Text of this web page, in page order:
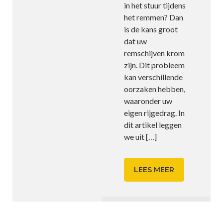
in het stuur tijdens
het remmen? Dan
is de kans groot
dat uw
remschijven krom
zijn. Dit probleem
kan verschillende
oorzaken hebben,
waaronder uw
eigen rijgedrag. In
dit artikel leggen
we uit[…]
LEES MEER